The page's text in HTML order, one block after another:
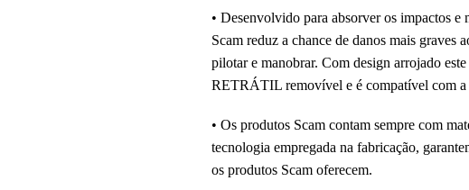
• Desenvolvido para absorver os impactos e
Scam reduz a chance de danos mais graves
pilotar e manobrar. Com design arrojado
RETRÁTIL removível e é compatível com a
• Os produtos Scam contam sempre com
tecnologia empregada na fabricação,
os produtos Scam oferecem.